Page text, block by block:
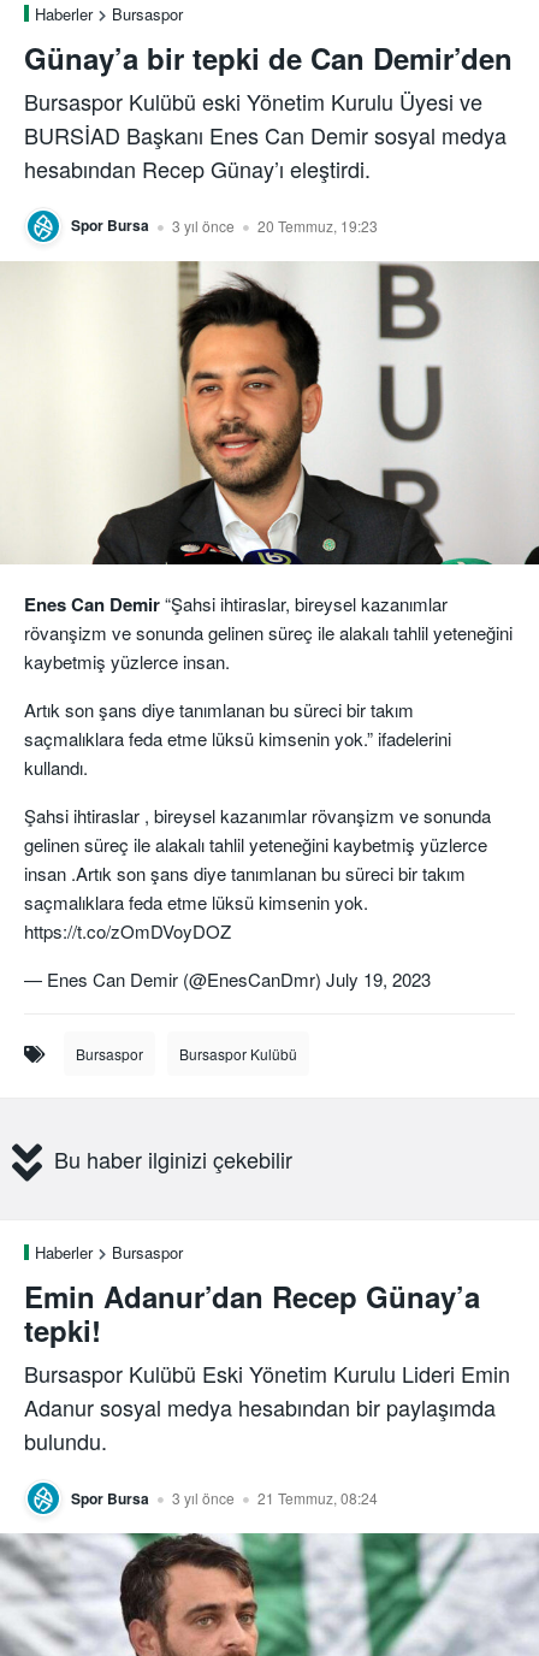
Haberler Bursaspor
Günay’a bir tepki de Can Demir’den
Bursaspor Kulübü eski Yönetim Kurulu Üyesi ve
BURSİAD Başkanı Enes Can Demir sosyal medya
hesabından Recep Günay’ı eleştirdi.
Spor Bursa 3 yıl önce 20 Temmuz, 19:23
Enes Can Demir“Şahsi ihtiraslar, bireysel kazanımlar
rövanşizm ve sonunda gelinen süreç ile alakalı tahlil yeteneğini
kaybetmiş yüzlerce insan.
Artık son şans diye tanımlanan bu süreci bir takım
saçmalıklara feda etme lüksü kimsenin yok.” ifadelerini
kullandı.
Şahsi ihtiraslar , bireysel kazanımlar rövanşizm ve sonunda
gelinen süreç ile alakalı tahlil yeteneğini kaybetmiş yüzlerce
insan .Artık son şans diye tanımlanan bu süreci bir takım
saçmalıklara feda etme lüksü kimsenin yok.
https://t.co/zOmDVoyDOZ
— Enes Can Demir (@EnesCanDmr) July 19, 2023
Bursaspor Bursaspor Kulübü
Bu haber ilginizi çekebilir
Haberler Bursaspor
Emin Adanur’dan Recep Günay’a
tepki!
Bursaspor Kulübü Eski Yönetim Kurulu Lideri Emin
Adanur sosyal medya hesabından bir paylaşımda
bulundu.
Spor Bursa 3 yıl önce 21 Temmuz, 08:24